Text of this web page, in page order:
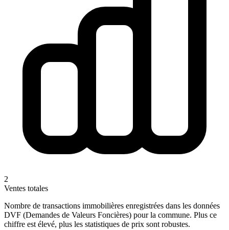
2
Ventes totales
Nombre de transactions immobilières enregistrées dans les données
DVF (Demandes de Valeurs Foncières) pour la commune. Plus ce
chiffre est élevé, plus les statistiques de prix sont robustes.